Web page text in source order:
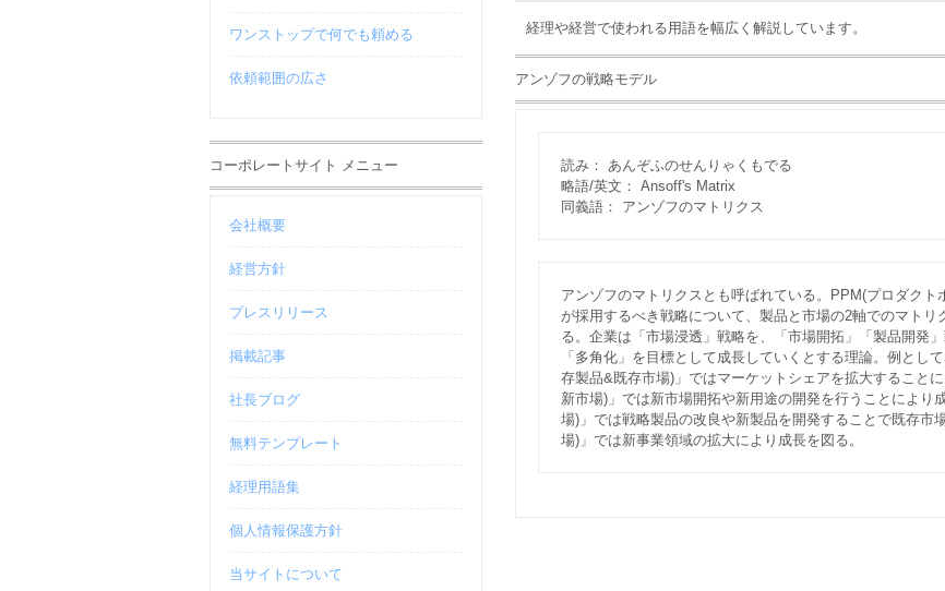
経理や経営で使われる用語を幅広く解説しています。
アンゾフの戦略モデル
読み： あんぞふのせんりゃくもでる
略語/英文： Ansoff's Matrix
同義語： アンゾフのマトリクス
アンゾフのマトリクスとも呼ばれている。PPM(プロダク
が採用するべき戦略について、製品と市場の2軸でのマト
る。企業は「市場浸透」戦略を、「市場開拓」「製品開発
「多角化」を目標として成長していくとする理論。例とし
存製品&既存市場)」ではマーケットシェアを拡大すること
新市場)」では新市場開拓や新用途の開発を行うことにより
場)」では戦略製品の改良や新製品を開発することで既存市
場)」では新事業領域の拡大により成長を図る。
ワンストップで何でも頼める
依頼範囲の広さ
コーポレートサイト メニュー
会社概要
経営方針
プレスリリース
掲載記事
社長ブログ
無料テンプレート
経理用語集
個人情報保護方針
当サイトについて